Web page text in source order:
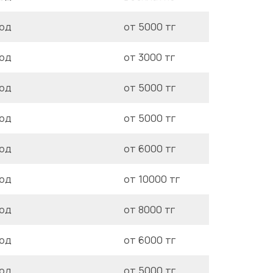
от 5000 тг
от 3000 тг
от 5000 тг
от 5000 тг
от 6000 тг
от 10000 тг
от 8000 тг
от 6000 тг